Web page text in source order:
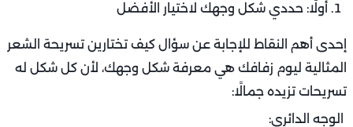
أولًا: حددي شكل وجهك لاختيار الأفضل
إحدى أهم النقاط للإجابة عن سؤال كيف تختارين تسريحة الشعر
المثالية ليوم زفافك هي معرفة شكل وجهك، لأن كل شكل له
تسريحات تزيده جمالًا:
الوجه الدائري: